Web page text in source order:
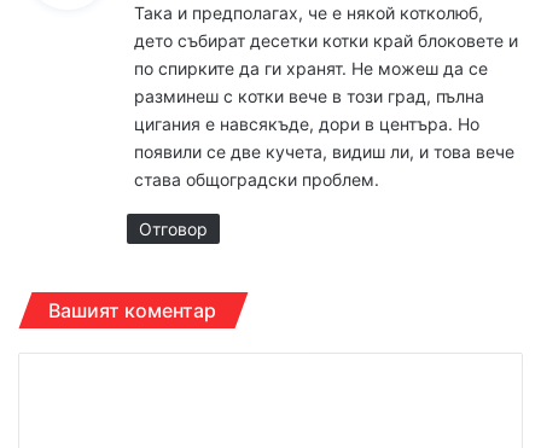
а
:
Така и предполагах, че е някой котколюб,
дето събират десетки котки край блоковете и
по спирките да ги хранят. Не можеш да се
разминеш с котки вече в този град, пълна
цигания е навсякъде, дори в центъра. Но
появили се две кучета, видиш ли, и това вече
става общоградски проблем.
Отговор
Вашият коментар